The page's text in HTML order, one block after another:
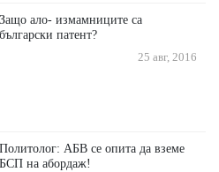
Защо ало- измамниците са
български патент?
25 авг, 2016
Политолог: АБВ се опита да вземе
БСП на абордаж!